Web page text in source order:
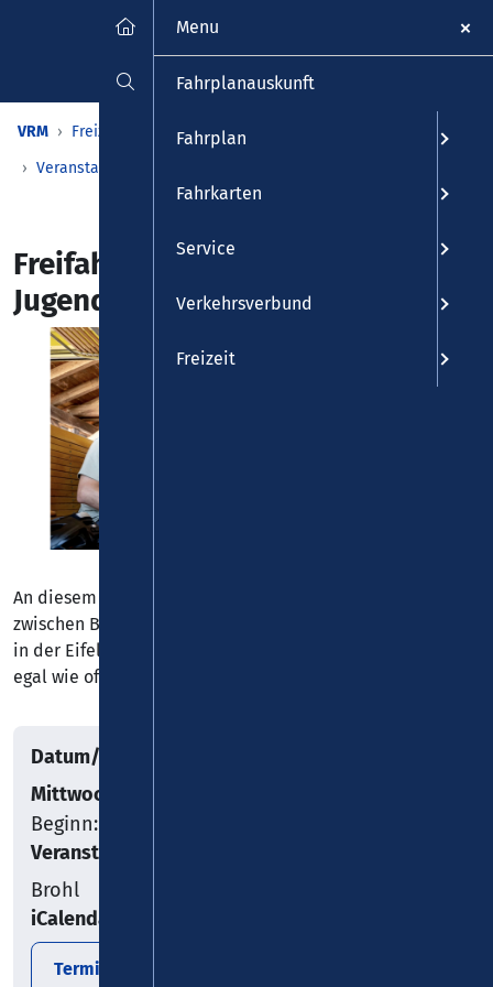
VRM Freizeit
Veranstaltungen & Kalender
Veranstaltungen
Freifahrt für Kinder und
Jugendliche im Vulkan-Express
An diesem Tag stehen Kindern und Jugendlichen alle Züge
zwischen Brohl-Lützing am Rhein und Kempenich-Engeln
in der Eifel zur kostenlosen Benutzung offen – egal wohin,
egal wie oft!
Datum/Uhrzeit
Mittwoch, 22.07.2026
Beginn: 10:15
Veranstaltungsort
Brohl
iCalendar
Termin exportieren
Menu
Fahrplanauskunft
Fahrplan
Fahrkarten
Service
Verkehrsverbund
Freizeit